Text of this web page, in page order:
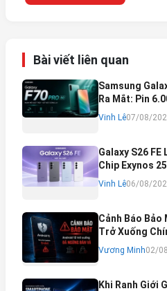
Bài viết liên quan
Samsung
Ra Mắt: Pin
Phần Mềm 6
Vinh Lê07/08/
Galaxy S26 FE
Chip Exynos
Bán Dự Kiến
Vinh Lê06/08/
Cảnh Báo Bảo
Trở Xuống
Rủi Ro Mất Tài
Khắc Phục
Vương Minh02/
Khi Ranh Giới